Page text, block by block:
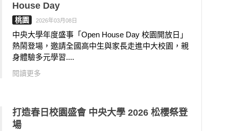
House Day
桃園 2026年03月08日
中央大學年度盛事「Open House Day 校園開放日」
熱鬧登場，邀請全國高中生與家長走進中大校園，親
身體驗多元學習....
閱讀更多
打造春日校園盛會 中央大學 2026 松櫻祭登
場